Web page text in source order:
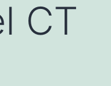
CT